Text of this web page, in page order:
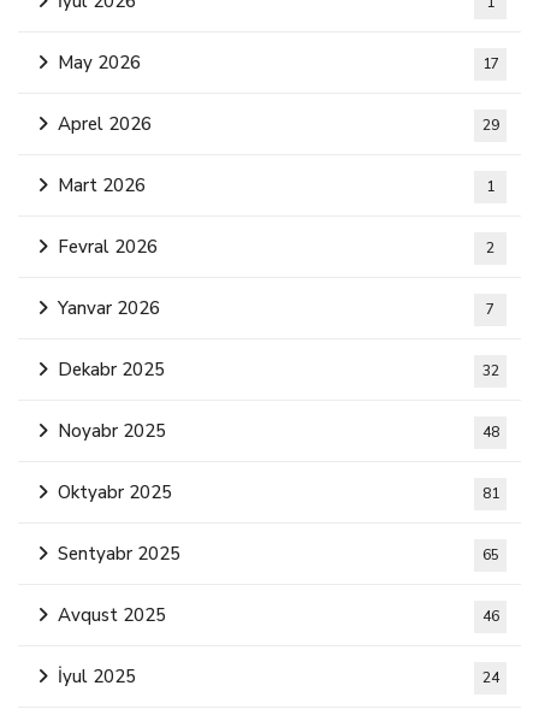
May 2026 17
Aprel 2026 29
Mart 2026 1
Fevral 2026 2
Yanvar 2026 7
Dekabr 2025 32
Noyabr 2025 48
Oktyabr 2025 81
Sentyabr 2025 65
Avqust 2025 46
İyul 2025 24